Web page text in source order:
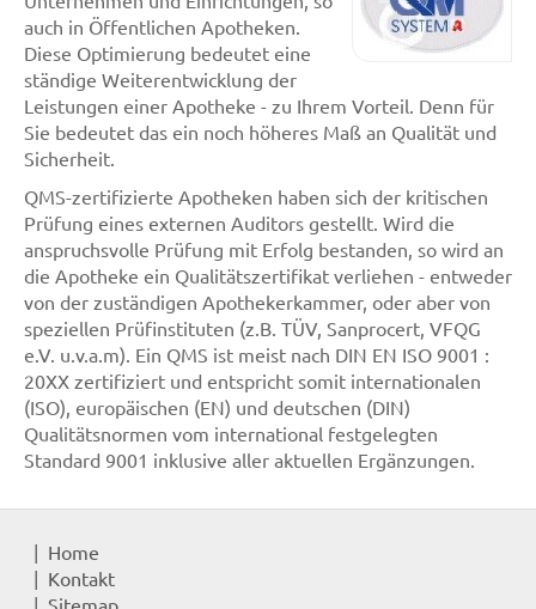
auch in Öffentlichen Apotheken.
Diese Optimierung bedeutet eine
ständige Weiterentwicklung der
Leistungen einer Apotheke - zu Ihrem Vorteil. Denn für
Sie bedeutet das ein noch höheres Maß an Qualität und
Sicherheit.
QMS-zertifizierte Apotheken haben sich der kritischen
Prüfung eines externen Auditors gestellt. Wird die
anspruchsvolle Prüfung mit Erfolg bestanden, so wird an
die Apotheke ein Qualitätszertifikat verliehen - entweder
von der zuständigen Apothekerkammer, oder aber von
speziellen Prüfinstituten (z.B. TÜV, Sanprocert, VFQG
e.V. u.v.a.m). Ein QMS ist meist nach DIN EN ISO 9001 :
20XX zertifiziert und entspricht somit internationalen
(ISO), europäischen (EN) und deutschen (DIN)
Qualitätsnormen vom international festgelegten
Standard 9001 inklusive aller aktuellen Ergänzungen.
Home
Kontakt
Sitemap